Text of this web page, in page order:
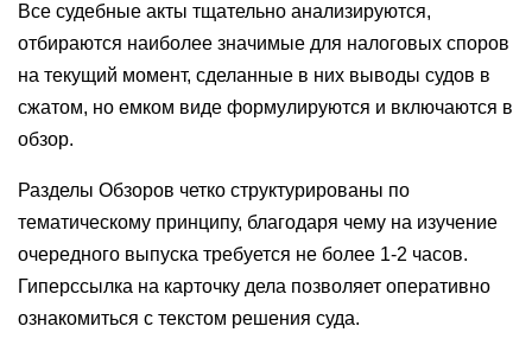
Все судебные акты тщательно анализируются,
отбираются наиболее значимые для налоговых споров
на текущий момент, сделанные в них выводы судов в
сжатом, но емком виде формулируются и включаются в
обзор.
Разделы Обзоров четко структурированы по
тематическому принципу, благодаря чему на изучение
очередного выпуска требуется не более 1-2 часов.
Гиперссылка на карточку дела позволяет оперативно
ознакомиться с текстом решения суда.